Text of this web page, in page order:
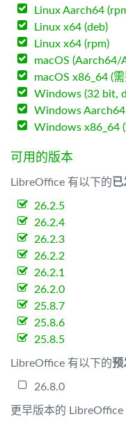
Linux Aarch64
Linux x64 (deb)
Linux x64 (rpm)
macOS (Aarch64/
macOS x86_64 (
Windows (32 bit,
Windows Aarch64
Windows x86_64
可用的版本
LibreOffice 有以下的
26.2.5
26.2.4
26.2.3
26.2.2
26.2.1
26.2.0
25.8.7
25.8.6
25.8.5
LibreOffice 有以下的预
26.8.0
更早版本的